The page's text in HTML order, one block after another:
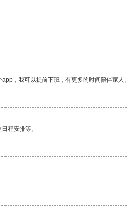
，我可以提前下班，有更多的时间陪伴家人。
程安排等。